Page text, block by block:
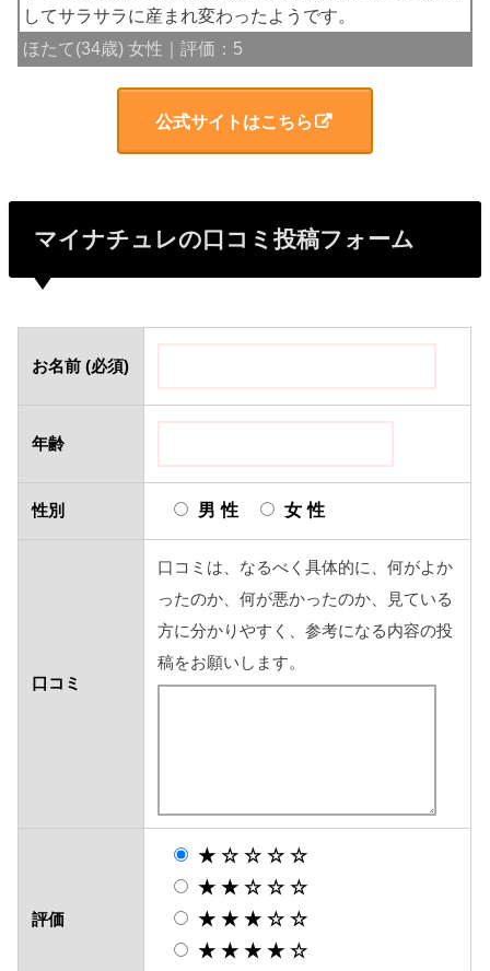
してサラサラに産まれ変わったようです。
ほたて(34歳) 女性｜評価：5
公式サイトはこちら
マイナチュレの口コミ投稿フォーム
お名前 (必須)
年齢
性別 男性 女性
口コミ
口コミは、なるべく具体的に、何がよか
ったのか、何が悪かったのか、見ている
方に分かりやすく、参考になる内容の投
稿をお願いします。
評価
★☆☆☆☆
★★☆☆☆
★★★☆☆
★★★★☆